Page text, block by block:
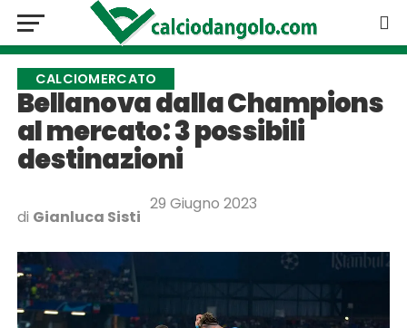
CALCIOMERCATO
Bellanova dalla Champions
al mercato: 3 possibili
destinazioni
di Gianluca Sisti
29 Giugno 2023